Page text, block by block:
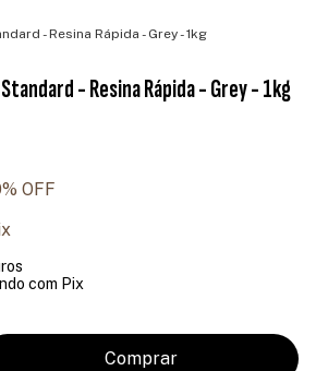
- Resina Rápida - Grey - 1kg
- Resina Rápida - Grey - 1kg
% OFF
com Pix